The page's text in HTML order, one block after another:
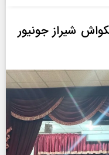
شیراز جونیور